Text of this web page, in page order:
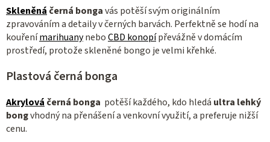
s
u
Skleněná černá bongavás potěší svým originálním
zpravováním a detaily v černých barvách. Perfektně se hodí na
kouřenímarihuanyneboCBD konopípřevážně v domácím
prostředí, protože skleněné bongo je velmi křehké.
Plastová černá bonga
Akrylová černá bonga potěší každého, kdo hledá ultra lehký
bongvhodný na přenášení a venkovní využití, a preferuje nižší
cenu.